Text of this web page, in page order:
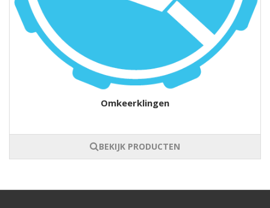
Omkeerklingen
BEKIJK PRODUCTEN